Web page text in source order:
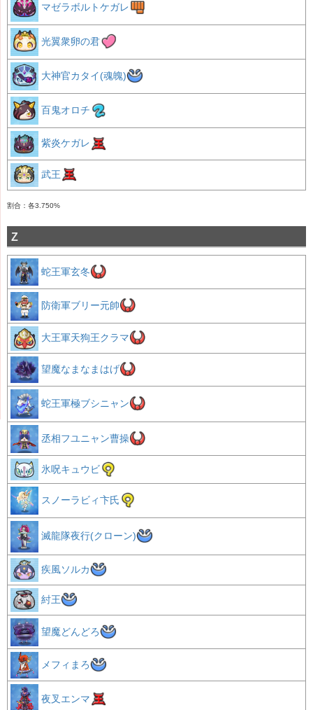
マゼラボルトケガレ
光翼衆卵の君
大神官カタイ(魂魄)
百鬼オロチ
紫炎ケガレ
武王
割合：各3.750%
Z
蛇王軍玄冬
防衛軍ブリー元帥
大王軍天狗王クラマ
望魔なまなまはげ
蛇王軍極ブシニャン
丞相フユニャン曹操
氷呪キュウビ
スノーラビィ卞氏
滅龍隊夜行(クローン)
疾風ソルカ
紂王
望魔どんどろ
メフィまろ
夜叉エンマ